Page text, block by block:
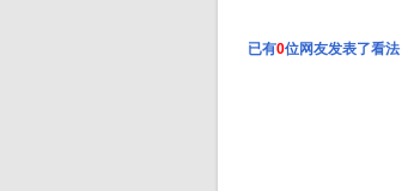
已有0位网友发表了看法